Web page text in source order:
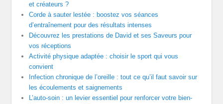
et créateurs ?
Corde à sauter lestée : boostez vos séances
d’entraînement pour des résultats intenses
Découvrez les prestations de David et ses Saveurs pour
vos réceptions
Activité physique adaptée : choisir le sport qui vous
convient
Infection chronique de l’oreille : tout ce qu’il faut savoir sur
les écoulements et saignements
L’auto-soin : un levier essentiel pour renforcer votre bien-